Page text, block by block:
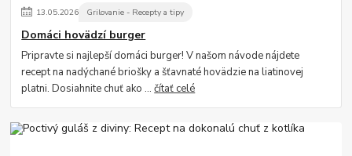
13.05.2026 Grilovanie - Recepty a tipy
Domáci hovädzí burger
Pripravte si najlepší domáci burger! V našom návode nájdete
recept na nadýchané briošky a šťavnaté hovädzie na liatinovej
platni. Dosiahnite chuť ako ...čítať celé